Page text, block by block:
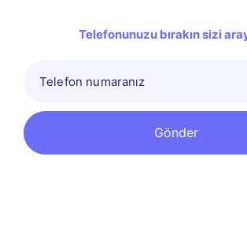
Telefonunuzu bırakın sizi